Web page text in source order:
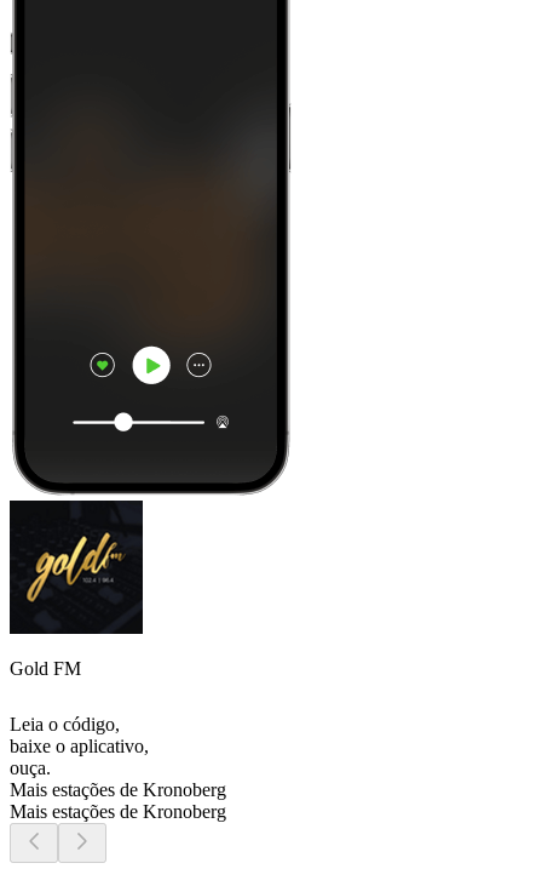
Gold FM
Leia o código,
baixe o aplicativo,
ouça.
Mais estações de Kronoberg
Mais estações de Kronoberg